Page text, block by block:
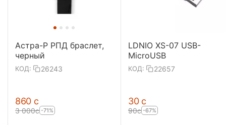
Астра-Р РПД браслет,
черный
КОД: 26243
‍860‍ с
3 000с -71%
LDNIO XS-07 USB-
MicroUSB
КОД: 22657
‍30‍ с
‍90‍с -67%